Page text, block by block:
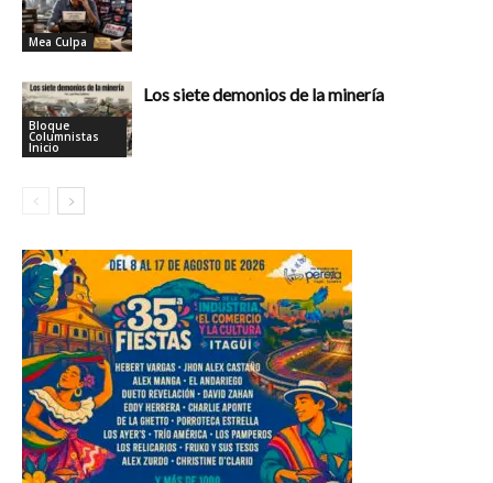
Mea Culpa
Bloque
Columnistas
Inicio
Los siete demonios de la minería